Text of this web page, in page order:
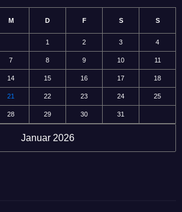
Januar 2026
M D F S S
1 2 3 4
7 8 9 10 11
14 15 16 17 18
21 22 23 24 25
28 29 30 31